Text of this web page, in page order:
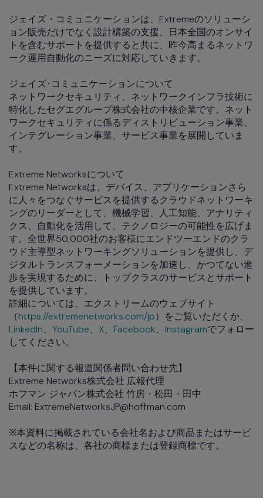
ジェイズ・コミュニケーションは、Extremeのソリューシ
ョン販売だけでなく設計構築の支援、日本全国のオンサイ
トを含むサポートを提供すると共に、昨今高まるネットワ
ーク運用自動化のニーズに対応していきます。
ジェイズ･コミュニケーションについて
ネットワークセキュリティ、ネットワークインフラ技術に
特化したセグエグループ株式会社の中核企業です。ネット
ワークセキュリティに係るディストリビューション事業、
インテグレーション事業、サービス事業を展開していま
す。
Extreme Networksについて
Extreme Networksは、デバイス、アプリケーションさら
に人々をつなぐサービスを提供するクラウドネットワーキ
ングのリーダーとして、機械学習、人工知能、アナリティ
クス、自動化を活用して、テクノロジーの可能性を広げま
す。全世界50,000社のお客様にエンドツーエンドのクラ
ウド主導型ネットワーキングソリューションを提供し、デ
ジタルトランスフォーメーションを加速し、かつてない進
歩を実現するために、トップクラスのサービスとサポート
を提供しています。
詳細については、エクストリームのウェブサイト
（https://extremenetworks.com/jp）をご覧いただくか、
LinkedIn、 YouTube、 X、 Facebook、 Instagramでフォロー
してください。
【本件に関する報道関係者問い合わせ先】
Extreme Networks株式会社 広報代理
ホフマン ジャパン株式会社 竹房・松田・田中
Email: ExtremeNetworksJP@hoffman.com
※本資料に掲載されている会社名および商品またはサービ
スなどの名称は、各社の商標または登録商標です。